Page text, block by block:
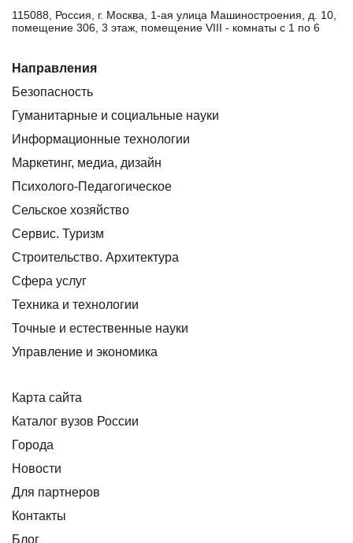
115088, Россия, г. Москва, 1-ая улица Машиностроения, д. 10,
помещение 306, 3 этаж, помещение VIII - комнаты с 1 по 6
Направления
Безопасность
Гуманитарные и социальные науки
Информационные технологии
Маркетинг, медиа, дизайн
Психолого-Педагогическое
Сельское хозяйство
Сервис. Туризм
Строительство. Архитектура
Сфера услуг
Техника и технологии
Точные и естественные науки
Управление и экономика
Карта сайта
Каталог вузов России
Города
Новости
Для партнеров
Контакты
Блог